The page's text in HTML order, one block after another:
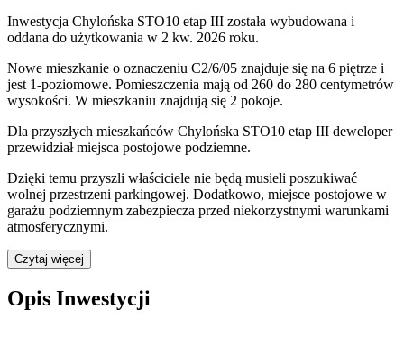
Inwestycja Chylońska STO10 etap III została wybudowana i
oddana do użytkowania w 2 kw. 2026 roku.
Nowe mieszkanie o oznaczeniu C2/6/05 znajduje się na 6 piętrze i
jest 1-poziomowe. Pomieszczenia mają od 260 do 280 centymetrów
wysokości. W mieszkaniu znajdują się 2 pokoje.
Dla przyszłych mieszkańców Chylońska STO10 etap III deweloper
przewidziałmiejsca postojowe podziemne.
Dzięki temu przyszli właściciele nie będą musieli poszukiwać
wolnej przestrzeni parkingowej. Dodatkowo, miejsce postojowe w
garażu podziemnym zabezpiecza przed niekorzystnymi warunkami
atmosferycznymi.
Czytaj więcej
Opis Inwestycji